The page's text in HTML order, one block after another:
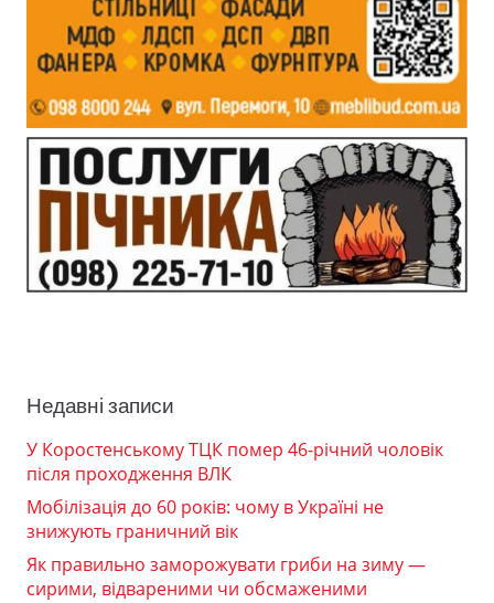
Недавні записи
У Коростенському ТЦК помер 46-річний чоловік
після проходження ВЛК
Мобілізація до 60 років: чому в Україні не
знижують граничний вік
Як правильно заморожувати гриби на зиму —
сирими, відвареними чи обсмаженими